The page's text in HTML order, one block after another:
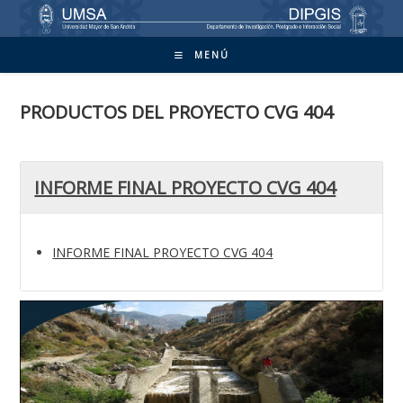
al
MENÚ
PRODUCTOS DEL PROYECTO CVG 404
INFORME FINAL PROYECTO CVG 404
INFORME FINAL PROYECTO CVG 404